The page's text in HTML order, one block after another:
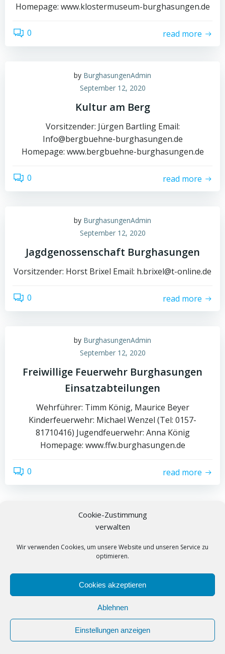
Cookie-Zustimmung
verwalten
Wir verwenden Cookies, um unsere Website und unseren Service zu
optimieren.
Cookies akzeptieren
Ablehnen
Einstellungen anzeigen
Homepage: www.klostermuseum-burghasungen.de
0 read more
by BurghasungenAdmin
September 12, 2020
Kultur am Berg
Vorsitzender: Jürgen Bartling Email:
Info@bergbuehne-burghasungen.de
Homepage: www.bergbuehne-burghasungen.de
0 read more
by BurghasungenAdmin
September 12, 2020
Jagdgenossenschaft Burghasungen
Vorsitzender: Horst Brixel Email: h.brixel@t-online.de
0 read more
by BurghasungenAdmin
September 12, 2020
Freiwillige Feuerwehr Burghasungen
Einsatzabteilungen
Wehrführer: Timm König, Maurice Beyer
Kinderfeuerwehr: Michael Wenzel (Tel: 0157-
81710416) Jugendfeuerwehr: Anna König
Homepage: www.ffw.burghasungen.de
0 read more
Posts
navigation
Page
1 Page
2
Posts
navigation
Next
WordPress andColibri